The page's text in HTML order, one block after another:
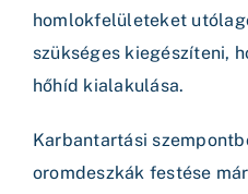
homlokfelületeket
szükséges kiegészíteni,
hőhíd kialakulása.
Karbantartási
oromdeszkák festése